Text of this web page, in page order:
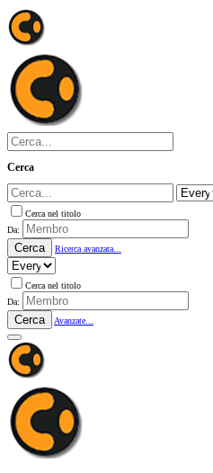
Cerca
Cerca nel titolo
Da:
Cerca Ricerca avanzata...
Cerca nel titolo
Da:
Cerca Avanzate...